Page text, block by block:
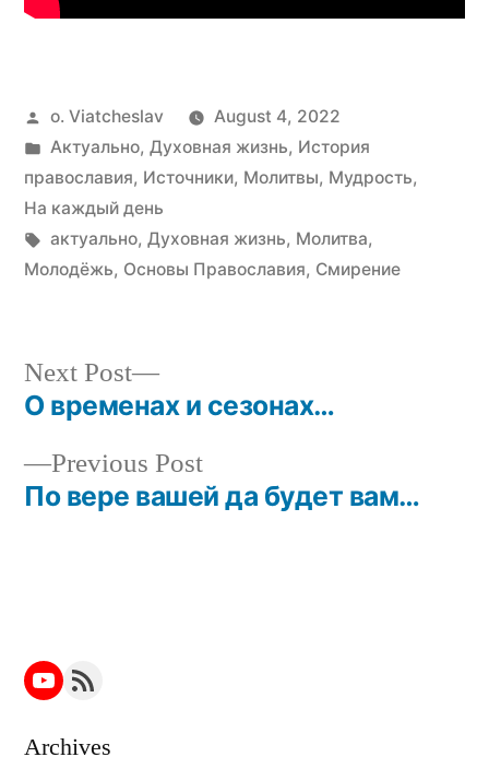
Posted
by
o. Viatcheslav
August 4, 2022
Posted
in
Актуально, Духовная жизнь, История
православия, Источники, Молитвы, Мудрость,
На каждый день
Tags:
актуально, Духовная жизнь, Молитва,
Молодёжь, Основы Православия, Смирение
Post
navigation
Previous PostPrevious
post:
По вере вашей да будет вам…
Next Post
Next
post:
О временах и сезонах…
YouTube RSS Feed
Archives